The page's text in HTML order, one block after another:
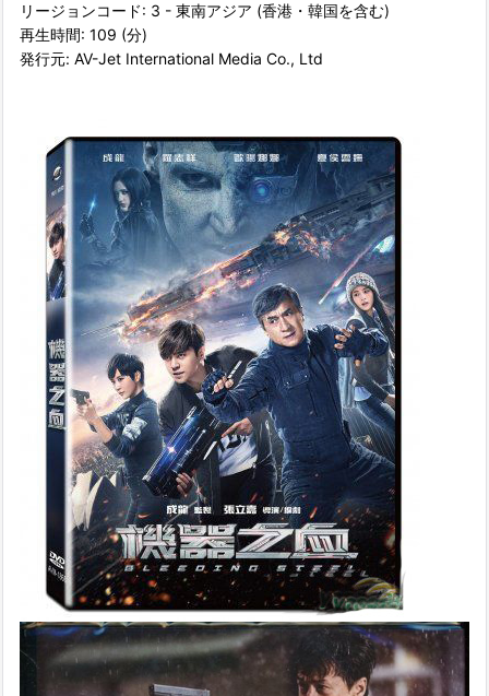
リージョンコード: 3 - 東南アジア (香港・韓国を含む)
再生時間: 109 (分)
発行元: AV-Jet International Media Co., Ltd